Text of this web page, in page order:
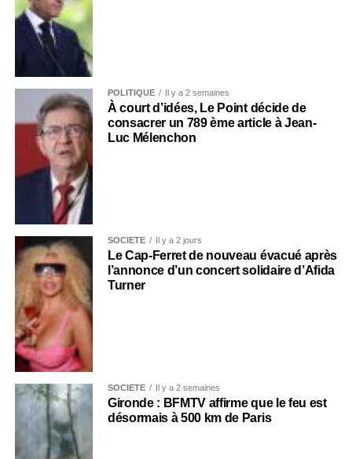
POLITIQUE Il y a 2 semaines
À court d’idées, Le Point décide de
consacrer un 789 ème article à Jean-
Luc Mélenchon
SOCIÉTÉ Il y a 2 jours
Le Cap-Ferret de nouveau évacué après
l’annonce d’un concert solidaire d’Afida
Turner
SOCIÉTÉ Il y a 2 semaines
Gironde : BFMTV affirme que le feu est
désormais à 500 km de Paris